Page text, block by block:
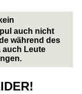
auch nicht
während des
auch Leute